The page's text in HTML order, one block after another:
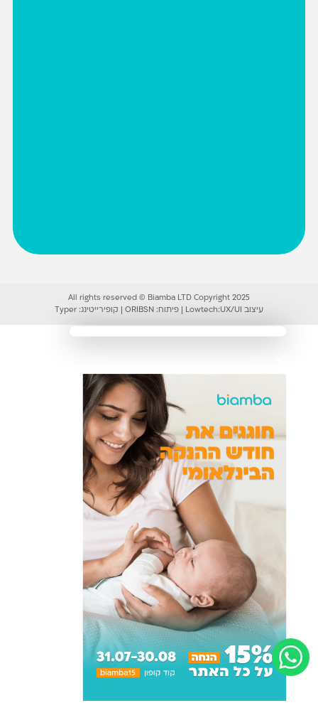
All rights reserved © Biamba LTD Copyright 2025
עיצוב UX/UI:
Lowtech פיתוח: ORIBSN קופירייטינג: Typer